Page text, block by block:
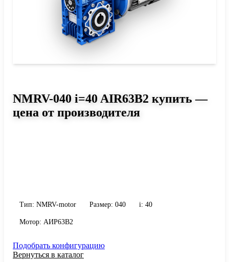
NMRV-040 i=40 AIR63B2 купить —
цена от производителя
Тип: NMRV-motor Размер: 040 i: 40
Мотор: АИР63B2
Подобрать конфигурацию
Вернуться в каталог